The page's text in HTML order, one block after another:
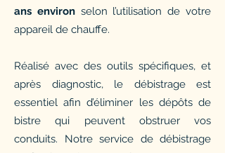
ans environ selon l’utilisation de votre
appareil de chauffe.
Réalisé avec des outils spécifiques, et
après diagnostic, le débistrage est
essentiel afin d’éliminer les dépôts de
bistre qui peuvent obstruer vos
conduits. Notre service de débistrage